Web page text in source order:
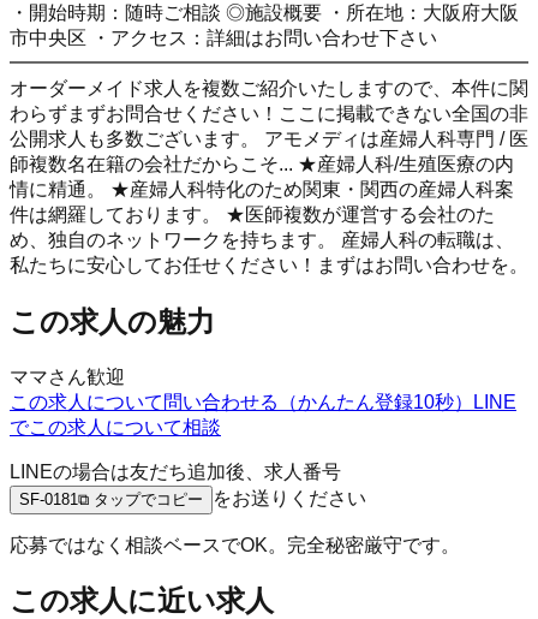
・開始時期：随時ご相談 ◎施設概要 ・所在地：大阪府大阪
市中央区 ・アクセス：詳細はお問い合わせ下さい
━━━━━━━━━━━━━━━━━━━━━━━━━━━
オーダーメイド求人を複数ご紹介いたしますので、本件に関
わらずまずお問合せください！ここに掲載できない全国の非
公開求人も多数ございます。 アモメディは産婦人科専門 / 医
師複数名在籍の会社だからこそ... ★産婦人科/生殖医療の内
情に精通。 ★産婦人科特化のため関東・関西の産婦人科案
件は網羅しております。 ★医師複数が運営する会社のた
め、独自のネットワークを持ちます。 産婦人科の転職は、
私たちに安心してお任せください！まずはお問い合わせを。
この求人の魅力
ママさん歓迎
この求人について問い合わせる（かんたん登録10秒）
LINE
でこの求人について相談
LINEの場合は友だち追加後、求人番号
SF-0181⧉ タップでコピー をお送りください
応募ではなく相談ベースでOK。完全秘密厳守です。
この求人に近い求人